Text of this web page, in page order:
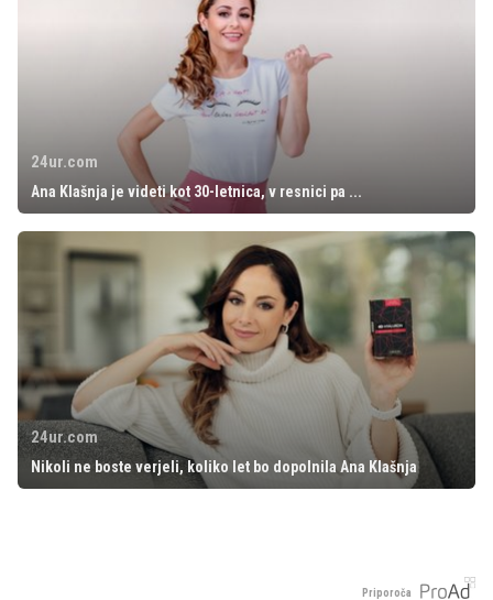
24ur.com
Ana Klašnja je videti kot 30-letnica, v resnici pa ...
24ur.com
Nikoli ne boste verjeli, koliko let bo dopolnila Ana Klašnja
Priporoča